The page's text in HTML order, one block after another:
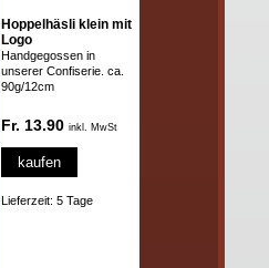
Hoppelhäsli klein mit
Logo
Handgegossen in
unserer Confiserie. ca.
90g/12cm
Fr. 13.90 inkl. MwSt
kaufen
Lieferzeit: 5 Tage